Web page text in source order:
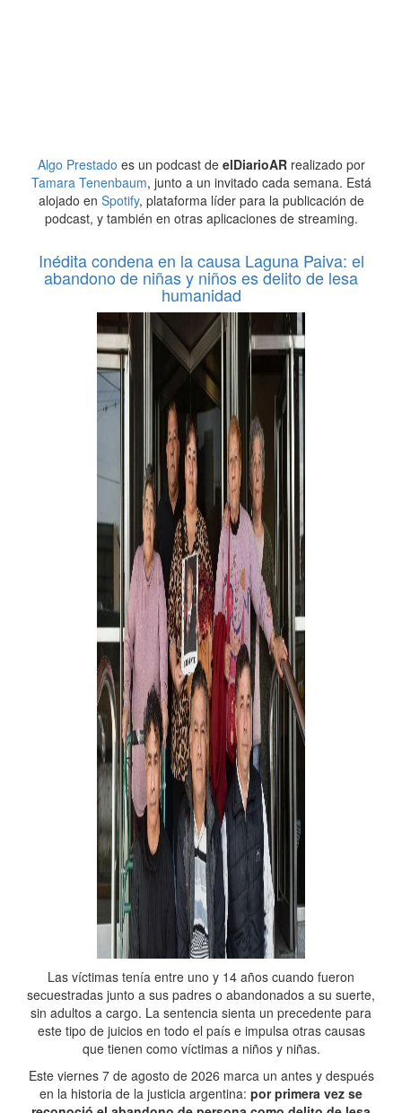
Algo Prestado es un podcast de elDiarioARrealizado por
Tamara Tenenbaum, junto a un invitado cada semana. Está
alojado en Spotify, plataforma líder para la publicación de
podcast, y también en otras aplicaciones de streaming.
Inédita condena en la causa Laguna Paiva: el
abandono de niñas y niños es delito de lesa
humanidad
Las víctimas tenía entre uno y 14 años cuando fueron
secuestradas junto a sus padres o abandonados a su suerte,
sin adultos a cargo. La sentencia sienta un precedente para
este tipo de juicios en todo el país e impulsa otras causas
que tienen como víctimas a niños y niñas.
Este viernes 7 de agosto de 2026 marca un antes y después
en la historia de la justicia argentina: por primera vez se